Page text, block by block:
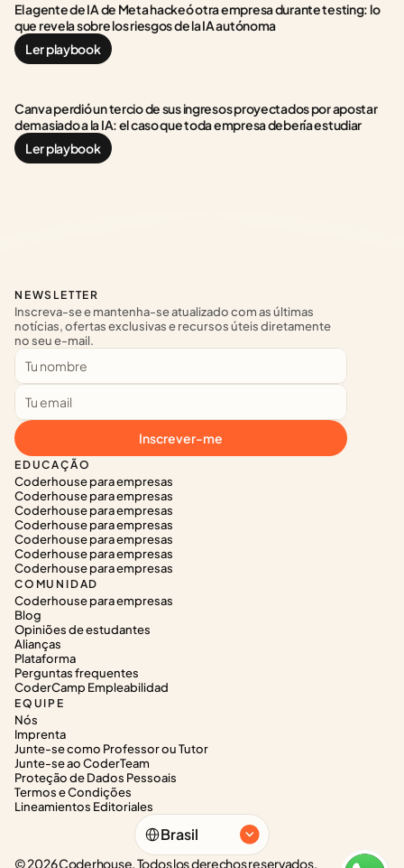
El agente de IA de Meta hackeó otra empresa durante testing: lo
que revela sobre los riesgos de la IA autónoma
Ler playbook
Canva perdió un tercio de sus ingresos proyectados por apostar
demasiado a la IA: el caso que toda empresa debería estudiar
Ler playbook
EDUCAÇÃO
Coderhouse para empresas
Coderhouse para empresas
Coderhouse para empresas
Coderhouse para empresas
Coderhouse para empresas
Coderhouse para empresas
Coderhouse para empresas
COMUNIDAD
Coderhouse para empresas
Blog
Opiniões de estudantes
Alianças
Plataforma
Perguntas frequentes
CoderCamp Empleabilidad
EQUIPE
Nós
Imprenta
Junte-se como Professor ou Tutor
Junte-se ao CoderTeam
Proteção de Dados Pessoais
Termos e Condições
Lineamientos Editoriales
NEWSLETTER
Inscreva-se e mantenha-se atualizado com as últimas
notícias, ofertas exclusivas e recursos úteis diretamente
no seu e-mail.
Inscrever-me
Select Language
Brasil
© 2026 Coderhouse. Todos los derechos reservados.